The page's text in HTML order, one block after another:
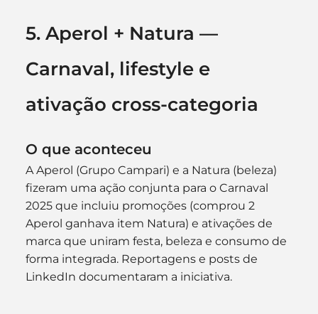
5. Aperol + Natura —
Carnaval, lifestyle e
ativação cross-categoria
O que aconteceu
A Aperol (Grupo Campari) e a Natura (beleza)
fizeram uma ação conjunta para o Carnaval
2025 que incluiu promoções (comprou 2
Aperol ganhava item Natura) e ativações de
marca que uniram festa, beleza e consumo de
forma integrada. Reportagens e posts de
LinkedIn documentaram a iniciativa.